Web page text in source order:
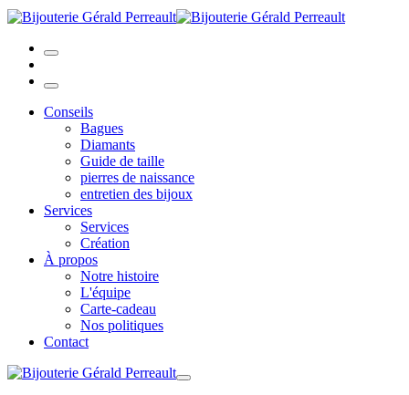
Conseils
Bagues
Diamants
Guide de taille
pierres de naissance
entretien des bijoux
Services
Services
Création
À propos
Notre histoire
L'équipe
Carte-cadeau
Nos politiques
Contact